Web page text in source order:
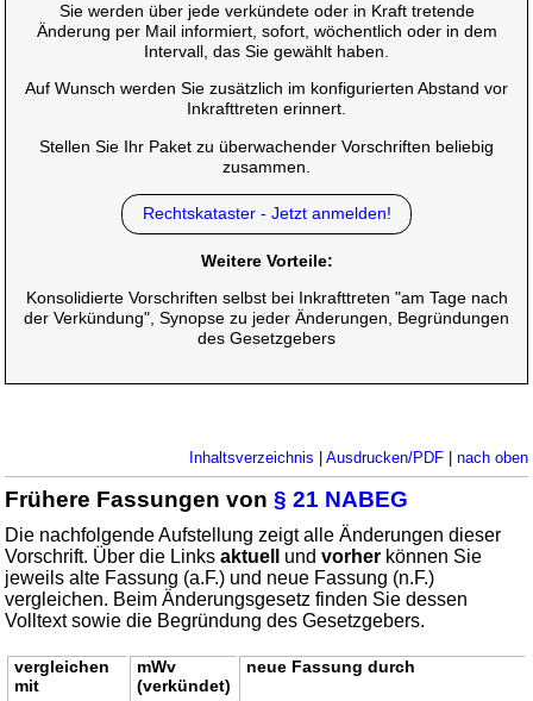
Sie werden über jede verkündete oder in Kraft tretende
Änderung per Mail informiert, sofort, wöchentlich oder in dem
Intervall, das Sie gewählt haben.
Auf Wunsch werden Sie zusätzlich im konfigurierten Abstand vor
Inkrafttreten erinnert.
Stellen Sie Ihr Paket zu überwachender Vorschriften beliebig
zusammen.
Rechtskataster - Jetzt anmelden!
Weitere Vorteile:
Konsolidierte Vorschriften selbst bei Inkrafttreten "am Tage nach
der Verkündung", Synopse zu jeder Änderungen, Begründungen
des Gesetzgebers
Inhaltsverzeichnis Ausdrucken/PDF| nach oben
Frühere Fassungen von§ 21 NABEG
Die nachfolgende Aufstellung zeigt alle Änderungen dieser
Vorschrift. Über die Linksaktuell undvorher können Sie
jeweils alte Fassung (a.F.) und neue Fassung (n.F.)
vergleichen. Beim Änderungsgesetz finden Sie dessen
Volltext sowie die Begründung des Gesetzgebers.
vergleichen
mit
mWv
(verkündet)
neue Fassung durch